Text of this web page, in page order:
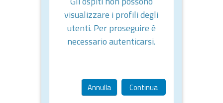
visualizzare i profili degli
utenti. Per proseguire è
necessario autenticarsi.
Annulla Continua